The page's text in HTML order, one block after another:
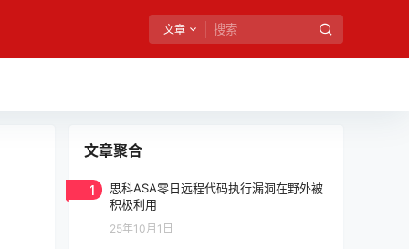
文章
文章聚合
1
思科ASA零日远程代码执行漏洞在野外被
积极利用
25年10月1日